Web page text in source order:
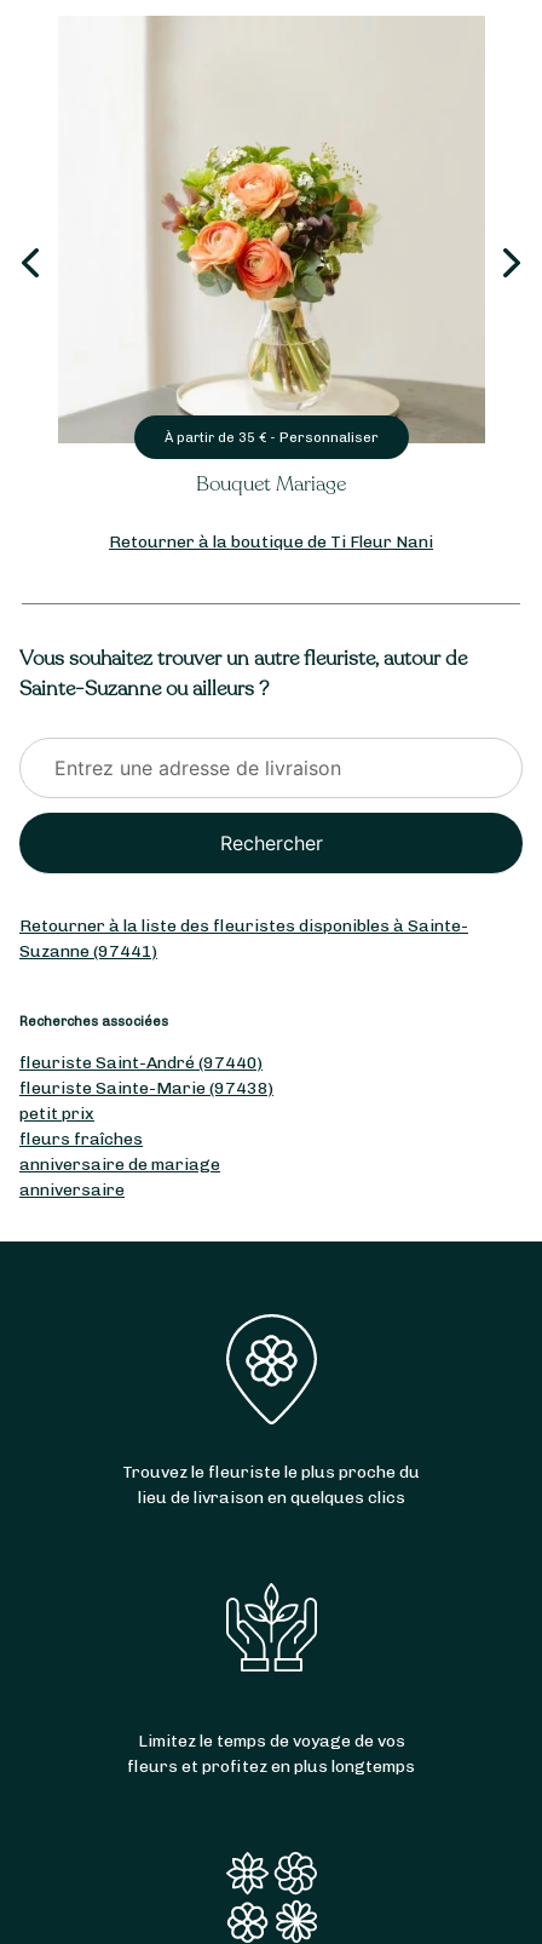
À partir de 35 € - Personnaliser
Bouquet Mariage
Retourner à la boutique de Ti Fleur Nani
Vous souhaitez trouver un autre fleuriste, autour de
Sainte-Suzanne ou ailleurs ?
Rechercher
Retourner à la liste des fleuristes disponibles à Sainte-
Suzanne (97441)
Recherches associées
fleuriste Saint-André (97440)
fleuriste Sainte-Marie (97438)
petit prix
fleurs fraîches
anniversaire de mariage
anniversaire
Trouvez le fleuriste le plus proche du
lieu de livraison en quelques clics
Limitez le temps de voyage de vos
fleurs et profitez en plus longtemps